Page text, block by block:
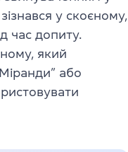
у скоєному,
час допиту.
який
або